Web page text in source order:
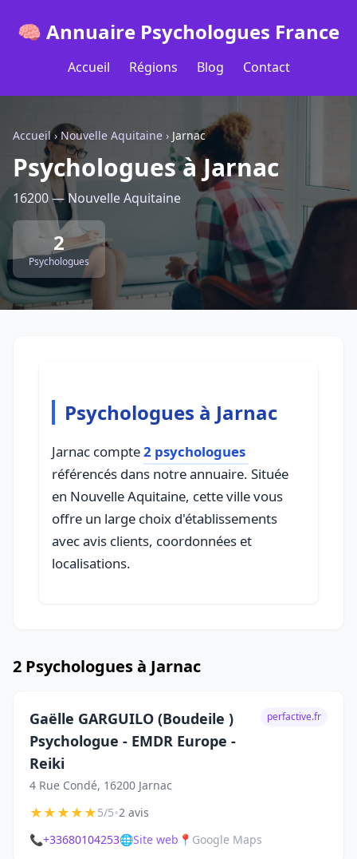
🧠 Annuaire Psychologues France
Accueil Régions Blog Contact
Accueil› Nouvelle Aquitaine › Jarnac
Psychologues à Jarnac
16200 — Nouvelle Aquitaine
2
Psychologues
Psychologues à Jarnac
Jarnac compte2 psychologues
référencés dans notre annuaire. Située
en Nouvelle Aquitaine, cette ville vous
offre un large choix d'établissements
avec avis clients, coordonnées et
localisations.
2 Psychologues à Jarnac
Gaëlle GARGUILO (Boudeile )
Psychologue - EMDR Europe -
Reiki
4 Rue Condé, 16200 Jarnac
perfactive.fr
★★★★★5/5•2 avis
📞+33680104253🌐Site web 📍 Google Maps